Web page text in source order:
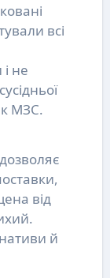
всі
не
МЗС.
від
й